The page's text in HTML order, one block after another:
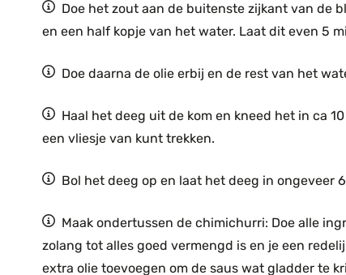
Doe het zout aan de buitenste zijkant van de
en een half kopje van het water. Laat dit even 5
Doe daarna de olie erbij en de rest van het
Haal het deeg uit de kom en kneed het in ca
een vliesje van kunt trekken.
Bol het deeg op en laat het deeg in
Maak ondertussen de chimichurri: Doe alle
zolang tot alles goed vermengd is en je een
extra olie toevoegen om de saus wat gladder te